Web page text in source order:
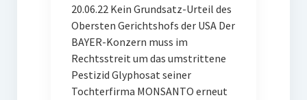
20.06.22 Kein Grundsatz-Urteil des
Obersten Gerichtshofs der USA Der
BAYER-Konzern muss im
Rechtsstreit um das umstrittene
Pestizid Glyphosat seiner
Tochterfirma MONSANTO erneut